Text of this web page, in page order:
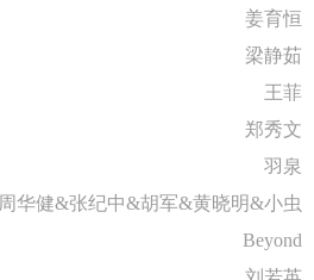
姜育恒
梁静茹
王菲
郑秀文
羽泉
周华健&张纪中&胡军&黄晓明&小虫
Beyond